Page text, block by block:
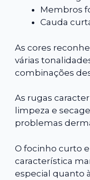
Membros
Cauda
As cores
várias
combinações
As rugas
limpeza e
problemas
O focinho curto
característica
especial quanto